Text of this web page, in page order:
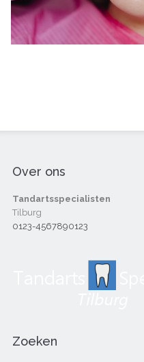
Over ons
Tandartsspecialisten
Tilburg
0123-4567890123
Zoeken